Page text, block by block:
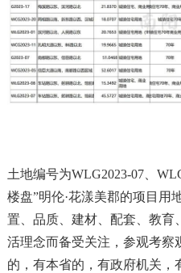
土地编号为WLG2023-07、
楼盘”明伦·花漾美郡的项目用
置、品质、建材、配套、教育
活理念而备受关注，参观考察
的，有本省的，有政府机关